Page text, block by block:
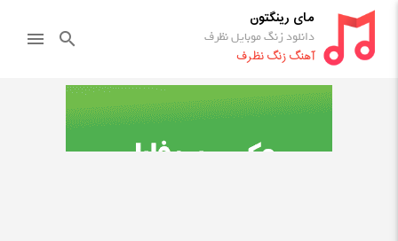
مای رینگتون
دانلود زنگ موبایل نظرف
آهنگ زنگ نظرف
search
menu